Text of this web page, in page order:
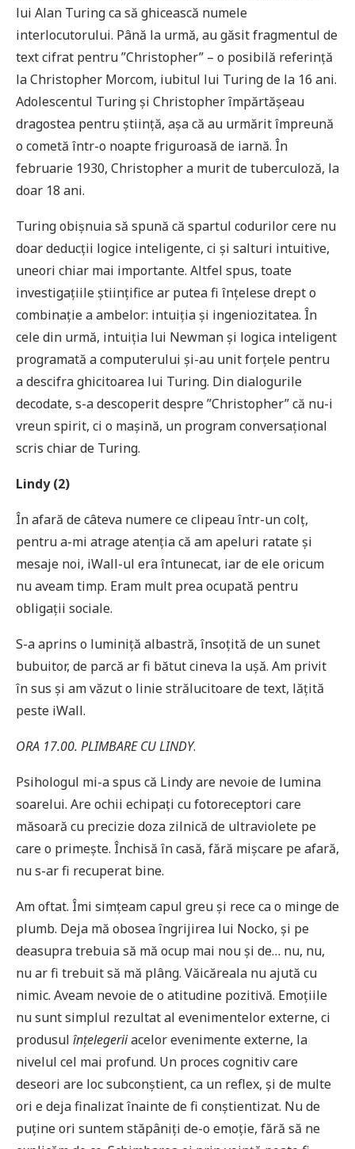
lui Alan Turing ca să ghicească numele
interlocutorului. Până la urmă, au găsit fragmentul de
text cifrat pentru ”Christopher” – o posibilă referință
la Christopher Morcom, iubitul lui Turing de la 16 ani.
Adolescentul Turing și Christopher împărtășeau
dragostea pentru știință, așa că au urmărit împreună
o cometă într-o noapte friguroasă de iarnă. În
februarie 1930, Christopher a murit de tuberculoză, la
doar 18 ani.
Turing obișnuia să spună că spartul codurilor cere nu
doar deducții logice inteligente, ci și salturi intuitive,
uneori chiar mai importante. Altfel spus, toate
investigațiile științifice ar putea fi înțelese drept o
combinație a ambelor: intuiția și ingeniozitatea. În
cele din urmă, intuiția lui Newman și logica inteligent
programată a computerului și-au unit forțele pentru
a descifra ghicitoarea lui Turing. Din dialogurile
decodate, s-a descoperit despre ”Christopher” că nu-i
vreun spirit, ci o mașină, un program conversațional
scris chiar de Turing.
Lindy (2)
În afară de câteva numere ce clipeau într-un colț,
pentru a-mi atrage atenția că am apeluri ratate și
mesaje noi, iWall-ul era întunecat, iar de ele oricum
nu aveam timp. Eram mult prea ocupată pentru
obligații sociale.
S-a aprins o luminiță albastră, însoțită de un sunet
bubuitor, de parcă ar fi bătut cineva la ușă. Am privit
în sus și am văzut o linie strălucitoare de text, lățită
peste iWall.
ORA 17.00. PLIMBARE CU LINDY.
Psihologul mi-a spus că Lindy are nevoie de lumina
soarelui. Are ochii echipați cu fotoreceptori care
măsoară cu precizie doza zilnică de ultraviolete pe
care o primește. Închisă în casă, fără mișcare pe afară,
nu s-ar fi recuperat bine.
Am oftat. Îmi simțeam capul greu și rece ca o minge de
plumb. Deja mă obosea îngrijirea lui Nocko, și pe
deasupra trebuia să mă ocup mai nou și de… nu, nu,
nu ar fi trebuit să mă plâng. Văicăreala nu ajută cu
nimic. Aveam nevoie de o atitudine pozitivă. Emoțiile
nu sunt simplul rezultat al evenimentelor externe, ci
produsul înțelegeriiacelor evenimente externe, la
nivelul cel mai profund. Un proces cognitiv care
deseori are loc subconștient, ca un reflex, și de multe
ori e deja finalizat înainte de fi conștientizat. Nu de
puține ori suntem stăpâniți de-o emoție, fără să ne